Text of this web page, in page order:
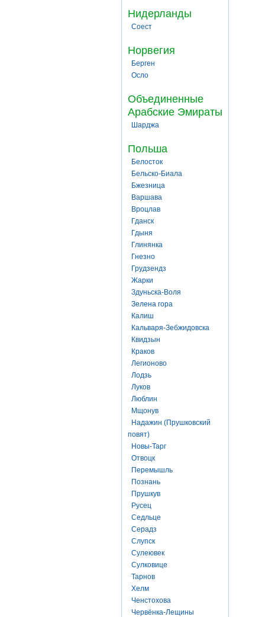
Нидерланды
Соест
Норвегия
Берген
Осло
Объединенные
Арабские Эмираты
Шарджа
Польша
Белосток
Бельско-Биала
Бжезница
Варшава
Вроцлав
Гданск
Гдыня
Глинянка
Гнезно
Грудзендз
Жарки
Здуньска-Воля
Зелена гора
Калиш
Кальваря-Зебжидовска
Квидзын
Краков
Легионово
Лодзь
Луков
Люблин
Мщонув
Надажин (Прушковский
повят)
Новы-Тарг
Отвоцк
Перемышль
Познань
Прушкув
Русец
Седльце
Серадз
Слупск
Сулеювек
Сулковице
Тарнов
Хелм
Ченстохова
Червёнка-Лещины